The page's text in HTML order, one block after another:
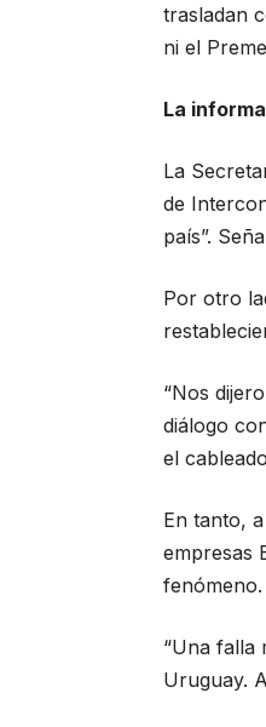
trasladan
ni el
La
La
de
país”.
Por otro
“Nos
diálogo
el
En tanto,
empresas
fenómeno.
“Una falla
Uruguay.